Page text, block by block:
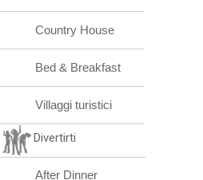
Country House
Bed & Breakfast
Villaggi turistici
Divertirti
After Dinner